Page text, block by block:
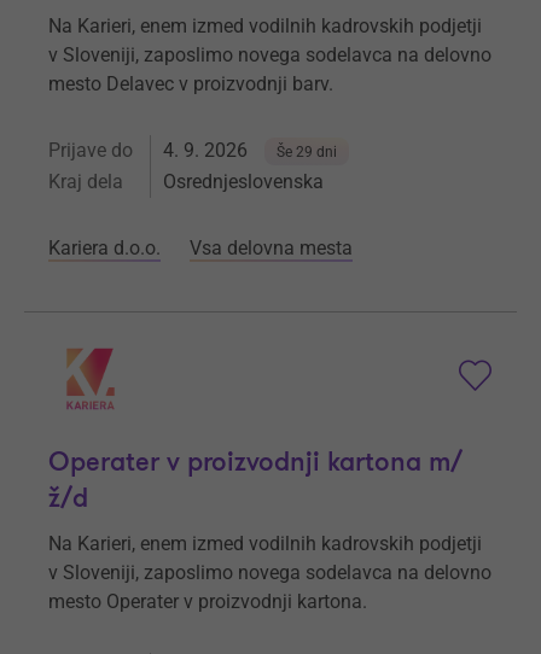
Na Karieri, enem izmed vodilnih kadrovskih podjetji
v Sloveniji, zaposlimo novega sodelavca na delovno
mesto Delavec v proizvodnji barv.
Prijave do 4. 9. 2026 Še 29 dni
Kraj dela Osrednjeslovenska
Kariera d.o.o. Vsa delovna mesta
Operater v proizvodnji kartona m/
ž/d
Na Karieri, enem izmed vodilnih kadrovskih podjetji
v Sloveniji, zaposlimo novega sodelavca na delovno
mesto Operater v proizvodnji kartona.